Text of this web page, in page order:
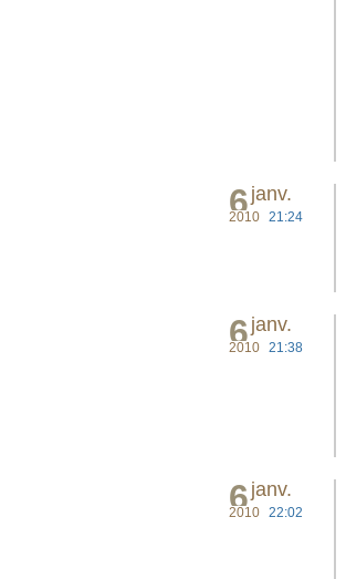
6janv.
2010 21:24
6janv.
2010 21:38
6janv.
2010 22:02